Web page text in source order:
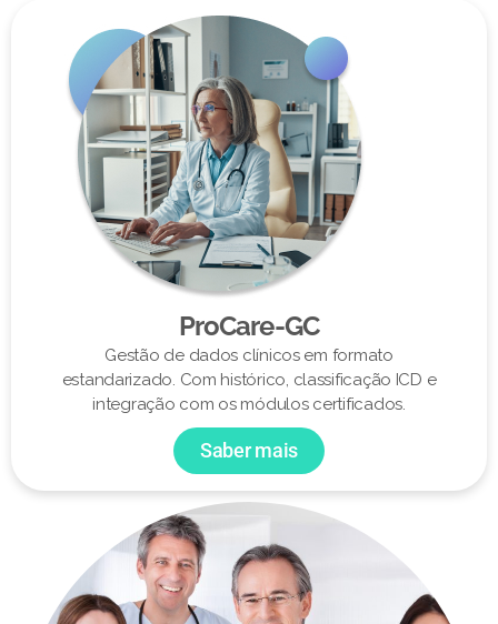
ProCare-GC
Gestão de dados clínicos em formato
estandarizado. Com histórico, classificação ICD e
integração com os módulos certificados.
Saber mais